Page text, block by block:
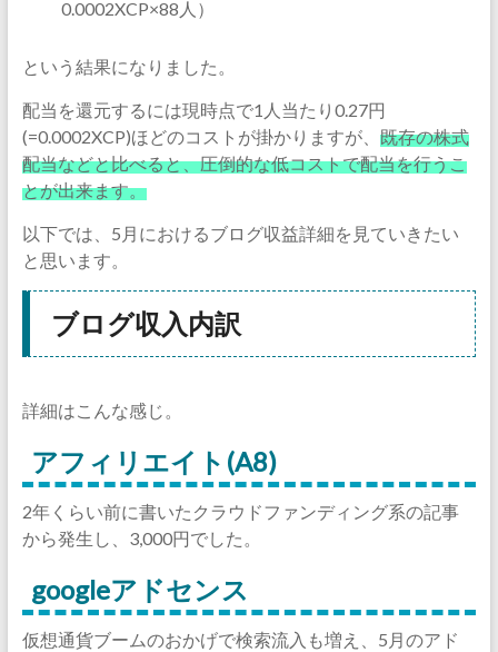
0.0002XCP×88人）
という結果になりました。
配当を還元するには現時点で1人当たり0.27円
(=0.0002XCP)ほどのコストが掛かりますが、 既存の株式
配当などと比べると、圧倒的な低コストで配当を行うこ
とが出来ます。
以下では、5月におけるブログ収益詳細を見ていきたい
と思います。
ブログ収入内訳
詳細はこんな感じ。
アフィリエイト(A8)
2年くらい前に書いたクラウドファンディング系の記事
から発生し、3,000円でした。
googleアドセンス
仮想通貨ブームのおかげで検索流入も増え、5月のアド